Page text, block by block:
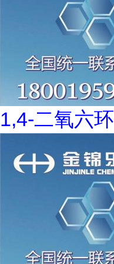
1,4-二氧六环